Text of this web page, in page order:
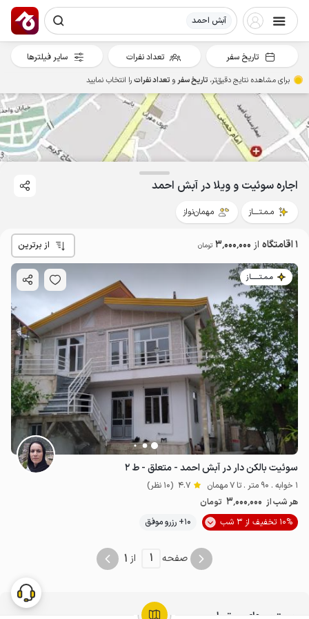
آبش احمد
3میلیون
اجاره سوئیت و ویلا در آبش احمد
مـمـتــــاز مهمان‌نواز
1 اقامتگاه از 3٬000٬000 تومان از برترین
مـمـتــــــاز
سوئیت بالکن دار در آبش احمد - متعلق - ط ۲
1 خوابه . 90 متر . تا 7 مهمان 4.7 (10 نظر)
هر شب از 3٬000٬000 تومان
10% تخفیف از 3 شب
10+ رزرو موفق
صفحه 1 از 1
تاریخ سفر تعداد نفرات سایر فیلترها
برای مشاهده نتایج دقیق‌تر، تاریخ سفرو تعداد نفراترا انتخاب نمایید